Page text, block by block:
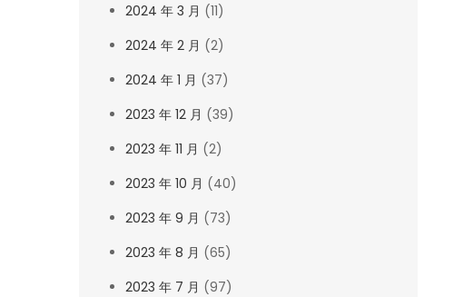
2024 年 3 月 (11)
2024 年 2 月 (2)
2024 年 1 月 (37)
2023 年 12 月 (39)
2023 年 11 月 (2)
2023 年 10 月 (40)
2023 年 9 月 (73)
2023 年 8 月 (65)
2023 年 7 月 (97)